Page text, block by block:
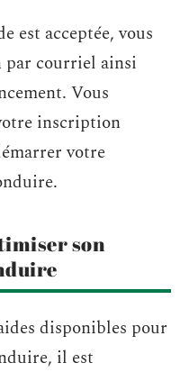
est acceptée, vous
par courriel ainsi
Vous
inscription
votre
son
disponibles pour
il est